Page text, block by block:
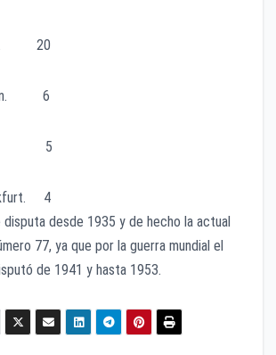
20
6
5
4
desde 1935 y de hecho la actual
77, ya que por la guerra mundial el
de 1941 y hasta 1953.